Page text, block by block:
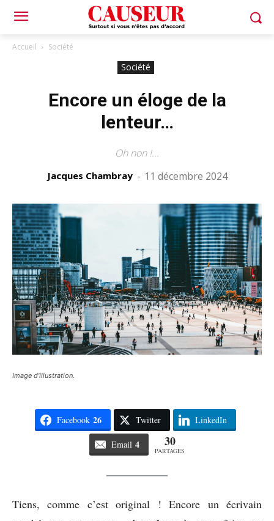
Accueil Société
Société
Encore un éloge de la
lenteur…
Oh non !...
Jacques Chambray - 11 décembre 2024
Image d'illustration.
Facebook 26 Twitter LinkedIn
Email 4 30
PARTAGES
Tiens, comme c’est original ! Encore un écrivain